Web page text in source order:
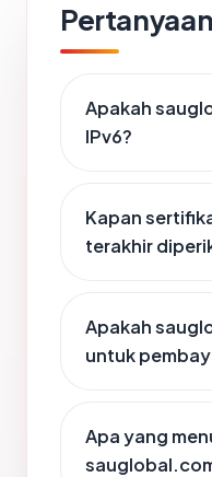
Apakah
IPv6?
Kapan
terakhir
Apakah
untuk
Apa yang